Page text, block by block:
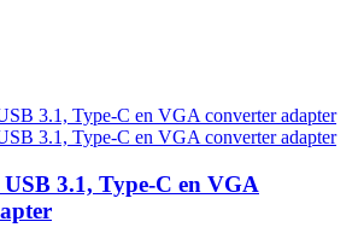
3.1, Type-C en VGA